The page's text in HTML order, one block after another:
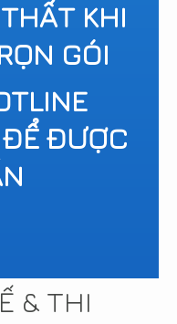
KHI
GÓI
ĐƯỢC
& THI